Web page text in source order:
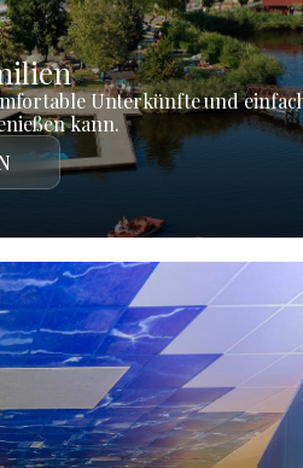
Unterkünfte und
kann.